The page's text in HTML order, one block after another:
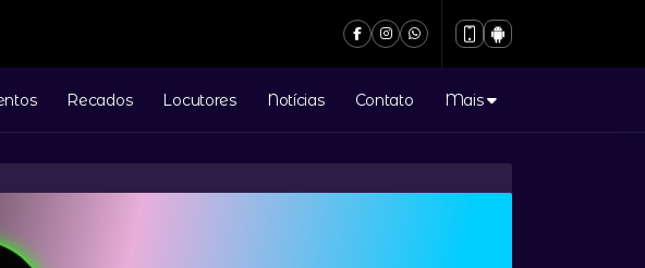
(youtube) (1)
Recados Locutores Notícias Contato Mais